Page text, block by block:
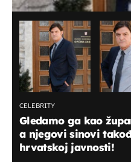
CELEBRITY
Gledamo ga kao
a njegovi sinovi
hrvatskoj javnosti!